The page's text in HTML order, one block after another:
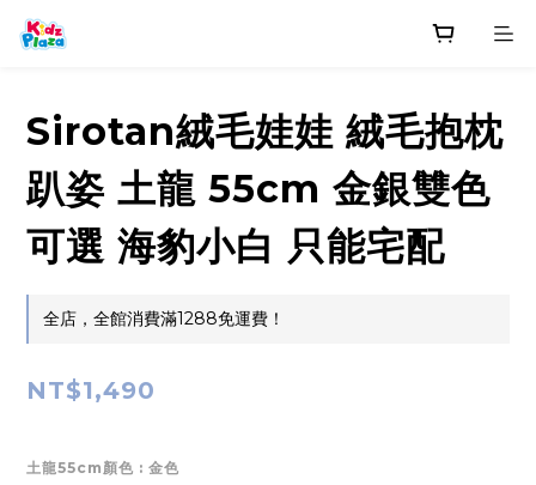
Sirotan絨毛娃娃 絨毛抱枕
趴姿 土龍 55cm 金銀雙色
可選 海豹小白 只能宅配
全店，全館消費滿1288免運費！
NT$1,490
土龍55cm顏色 : 金色